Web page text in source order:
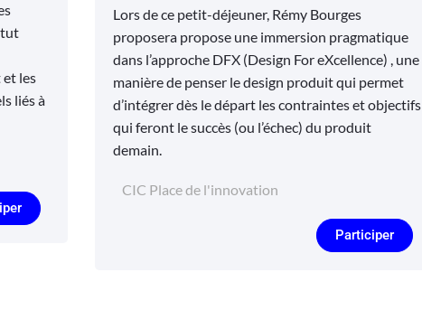
les
liés à
Lors de ce petit-déjeuner, Rémy Bourges
proposera propose une immersion pragmatique
dans l’approche DFX (Design For eXcellence) , une
manière de penser le design produit qui permet
d’intégrer dès le départ les contraintes et objectifs
qui feront le succès (ou l’échec) du produit
demain.
CIC Place de l'innovation
Participer